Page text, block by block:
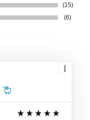
(15)
(6)